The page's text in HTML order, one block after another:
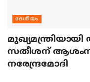
ദേശീയം
മുഖ്യമന്ത്രിയായി
സതീശന്
നരേന്ദ്രമോദി